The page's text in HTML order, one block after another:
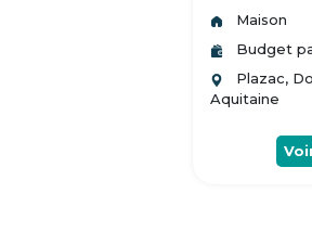
Maison
Budget
Plazac,
Aquitaine